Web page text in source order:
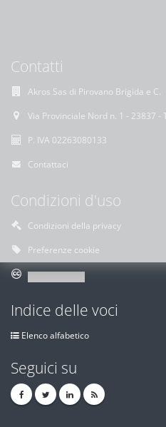
Contatti
Akros Sas di Pirovano Brigida e C.
Via Provinciale Nord n. 1 - 23837 -
P. IVA 02263080133
Contattaci
Condizioni d'uso
Condizioni della privacy
Preferenze cookie
Indice delle voci
Elenco alfabetico
Seguici su